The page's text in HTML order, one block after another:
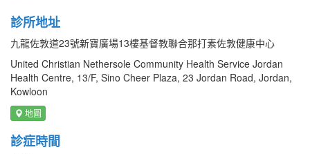
診所地址
九龍佐敦道23號新寶廣場13樓基督教聯合那打素佐敦健康中心
United Christian Nethersole Community Health Service Jordan
Health Centre, 13/F, Sino Cheer Plaza, 23 Jordan Road, Jordan,
Kowloon
地圖
診症時間